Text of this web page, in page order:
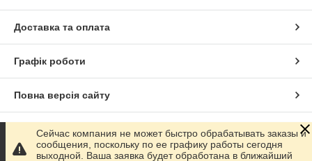
Доставка та оплата
Графік роботи
Повна версія сайту
Сайт створено на маркетплейсі Prom.ua
Сейчас компания не может быстро обрабатывать заказы и
сообщения, поскольку по ее графику работы сегодня
выходной. Ваша заявка будет обработана в ближайший